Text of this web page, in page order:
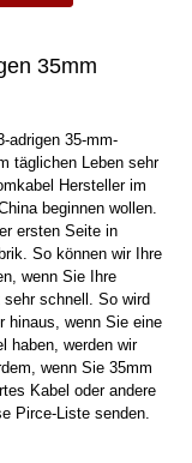
35mm
adrigen 35-mm-
täglichen Leben sehr
Hersteller im
beginnen wollen.
ersten Seite in
So können wir Ihre
wenn Sie Ihre
schnell. So wird
hinaus, wenn Sie eine
haben, werden wir
wenn Sie 35mm
Kabel oder andere
Pirce-Liste senden.